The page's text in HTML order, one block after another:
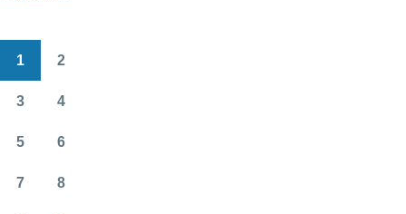
Pagination
1 2
3 4
5 6
7 8